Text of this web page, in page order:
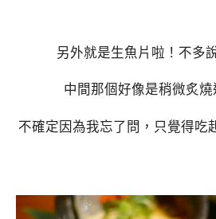
另外就是生魚片啦！不多
中間那個好像是稍微炙燒
不確定因為我忘了問，只覺得吃